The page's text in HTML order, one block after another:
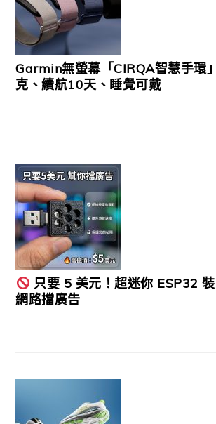
Garmin無螢幕「CIRQA智慧手環
克、續航10天、睡覺可戴
只要 5 美元！超迷你 ESP32
網路擋廣告